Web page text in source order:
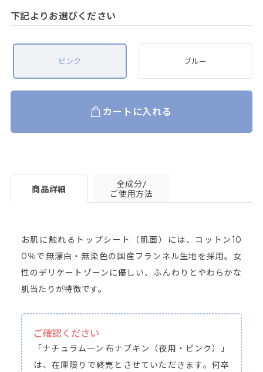
下記よりお選びください
ピンク ブルー
カートに入れる
商品詳細
全成分/
ご使用方法
お肌に触れるトップシート（肌面）には、コットン10
0％で無漂白・無染色の国産フランネル生地を採用。女
性のデリケートゾーンに優しい、ふんわりとやわらかな
肌当たりが特徴です。
ご確認ください
「ナチュラムーン 布ナプキン（夜用・ピンク）」
は、在庫限りで終売とさせていただきます。何卒